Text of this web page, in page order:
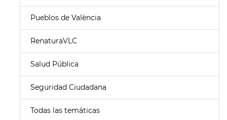
Pueblos de València
RenaturaVLC
Salud Pública
Seguridad Ciudadana
Todas las temáticas